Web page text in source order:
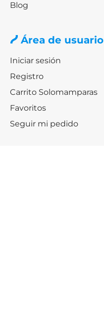
Blog
Área de usuario
Iniciar sesión
Registro
Carrito Solomamparas
Favoritos
Seguir mi pedido